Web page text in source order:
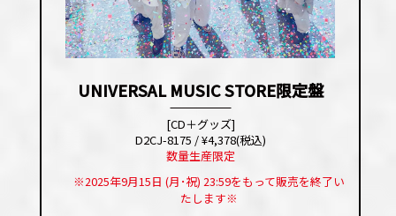
UNIVERSAL MUSIC STORE限定盤
[CD＋グッズ]
D2CJ-8175 / ¥4,378(税込)
数量生産限定
※2025年9月15日 (月･祝) 23:59をもって販売を終了い
たします※